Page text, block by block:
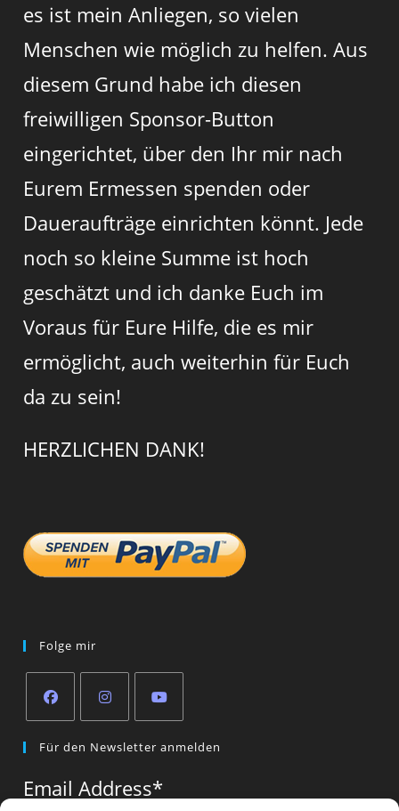
es ist mein Anliegen, so vielen
Menschen wie möglich zu helfen. Aus
diesem Grund habe ich diesen
freiwilligen Sponsor-Button
eingerichtet, über den Ihr mir nach
Eurem Ermessen spenden oder
Daueraufträge einrichten könnt. Jede
noch so kleine Summe ist hoch
geschätzt und ich danke Euch im
Voraus für Eure Hilfe, die es mir
ermöglicht, auch weiterhin für Euch
da zu sein!
HERZLICHEN DANK!
Folge mir
in
new
in
new
in
new
Für den Newsletter anmelden
Email Address*